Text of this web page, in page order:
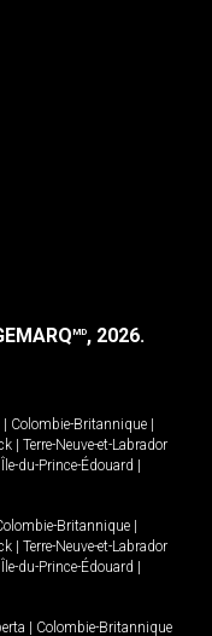
MD, 2026.
| Colombie-Britannique |
| Terre-Neuve-et-Labrador
Île-du-Prince-Édouard |
Britannique |
| Terre-Neuve-et-Labrador
Île-du-Prince-Édouard |
| Colombie-Britannique